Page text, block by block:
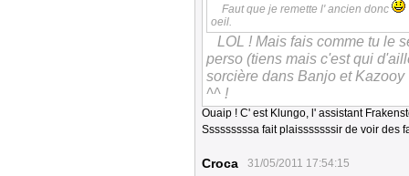
Faut que je remette l' ancien donc
oeil.
LOL ! Mais fais comme tu le
perso (tiens mais c'est qui
sorcière dans Banjo et
^^ !
Ouaip ! C' est Klungo, l' assistant
Sssssssssa fait plaisssssssir de voir des
Croca 31/05/2011 17:54:15